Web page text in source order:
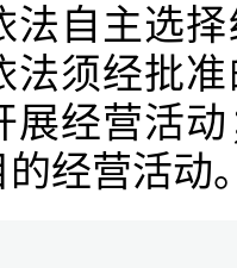
法自主选
法须经批
展经营活
经营活动